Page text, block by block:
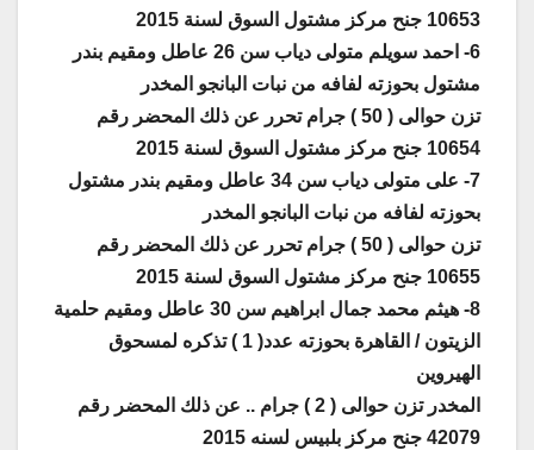
10653 جنح مركز مشتول السوق لسنة 2015
6- احمد سويلم متولى دياب سن 26 عاطل ومقيم بندر
مشتول بحوزته لفافه من نبات البانجو المخدر
تزن حوالى ( 50 ) جرام تحرر عن ذلك المحضر رقم
10654 جنح مركز مشتول السوق لسنة 2015
7- على متولى دياب سن 34 عاطل ومقيم بندر مشتول
بحوزته لفافه من نبات البانجو المخدر
تزن حوالى ( 50 ) جرام تحرر عن ذلك المحضر رقم
10655 جنح مركز مشتول السوق لسنة 2015
8- هيثم محمد جمال ابراهيم سن 30 عاطل ومقيم حلمية
الزيتون / القاهرة بحوزته عدد( 1 ) تذكره لمسحوق
الهيروين
المخدر تزن حوالى ( 2 ) جرام .. عن ذلك المحضر رقم
42079 جنح مركز بلبيس لسنه 2015